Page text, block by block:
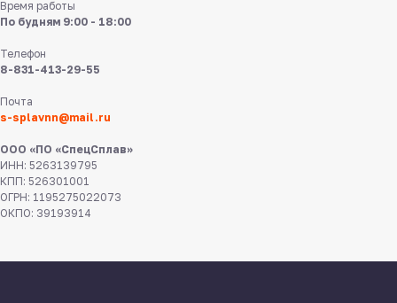
Время работы
По будням 9:00 - 18:00
Телефон
8-831-413-29-55
Почта
s-splavnn@mail.ru
ООО «ПО «СпецСплав»
ИНН: 5263139795
КПП: 526301001
ОГРН: 1195275022073
ОКПО: 39193914
Нижний Новгород,
ул Федосеенко, 57
s-splavnn@mail.ru
8 831 413 29 55
Калькуляторы
Доставка